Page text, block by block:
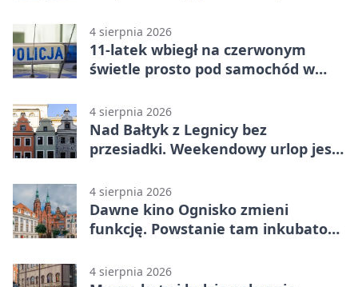
4 sierpnia 2026
11-latek wbiegł na czerwonym
świetle prosto pod samochód w
4 sierpnia 2026
Nad Bałtyk z Legnicy bez
przesiadki. Weekendowy urlop jest
4 sierpnia 2026
Dawne kino Ognisko zmieni
funkcję. Powstanie tam inkubator
4 sierpnia 2026